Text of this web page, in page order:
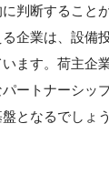
判断すること
企業は、設備
ます。荷主企
ートナーシッ
となるでしょう